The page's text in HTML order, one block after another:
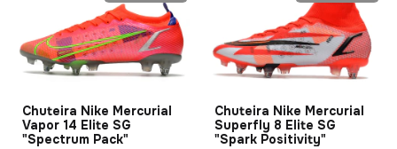
Chuteira Nike Mercurial
Vapor 14 Elite SG
"Spectrum Pack"
Chuteira Nike Mercurial
Superfly 8 Elite SG
"Spark Positivity"